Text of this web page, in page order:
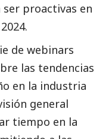
ser proactivas en
de webinars
las tendencias
en la industria
general
tiempo en la